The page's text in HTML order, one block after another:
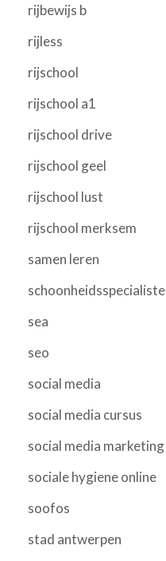
rijbewijs b
rijless
rijschool
rijschool a1
rijschool drive
rijschool geel
rijschool lust
rijschool merksem
samen leren
schoonheidsspecialiste
sea
seo
social media
social media cursus
social media marketing
sociale hygiene online
soofos
stad antwerpen